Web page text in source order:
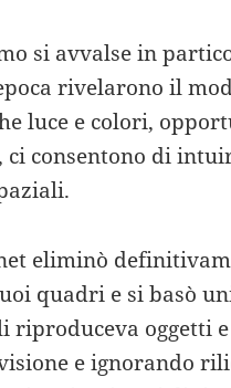
si avvalse in
rivelarono il
luce e colori,
consentono di
eliminò
quadri e si basò
riproduceva oggetti
e ignorando